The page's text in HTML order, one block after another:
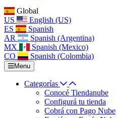
Global
US
English (US)
ES
Spanish
AR
Spanish (Argentina)
MX
Spanish (Mexico)
CO
Spanish (Colombia)
Menu
Categorías
Conocé Tiendanube
Configurá tu tienda
Cobrá con Pago Nube